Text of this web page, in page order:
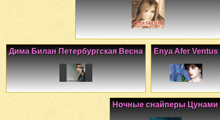
Enya Afer Ventus
Дима Билан Петербургская Весна
Ночные снайперы Цунами